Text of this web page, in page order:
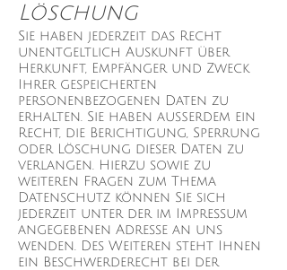
Löschung
Sie haben jederzeit das Recht
unentgeltlich Auskunft über
Herkunft, Empfänger und Zweck
Ihrer gespeicherten
personenbezogenen Daten zu
erhalten. Sie haben außerdem ein
Recht, die Berichtigung, Sperrung
oder Löschung dieser Daten zu
verlangen. Hierzu sowie zu
weiteren Fragen zum Thema
Datenschutz können Sie sich
jederzeit unter der im Impressum
angegebenen Adresse an uns
wenden. Des Weiteren steht Ihnen
ein Beschwerderecht bei der